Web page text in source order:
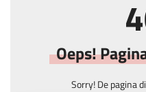
Oeps!
Sorry! De pagina